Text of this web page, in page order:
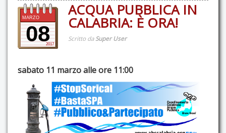
MARZO
082017
ACQUA PUBBLICA IN
CALABRIA: È ORA!
Scritto daSuper User
sabato 11 marzo alle ore 11:00